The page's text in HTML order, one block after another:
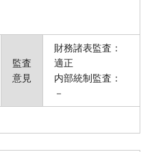
監査
意見
財務諸表監査：
適正
内部統制監査：
－